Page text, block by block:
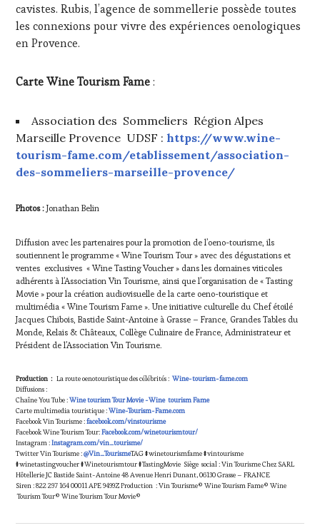
cavistes. Rubis, l’agence de sommellerie possède toutes
les connexions pour vivre des expériences oenologiques
en Provence.
Carte Wine Tourism Fame:
Association des Sommeliers Région Alpes
Marseille Provence UDSF :https://www.wine-
tourism-fame.com/etablissement/association-
des-sommeliers-marseille-provence/
Photos : Jonathan Belin
Diffusion avec les partenaires pour la promotion de l’oeno-tourisme, ils
soutiennent le programme « Wine Tourism Tour » avec des dégustations et
ventes exclusives « Wine Tasting Voucher » dans les domaines viticoles
adhérents à l’Association Vin Tourisme, ainsi que l’organisation de « Tasting
Movie » pour la création audiovisuelle de la carte oeno-touristique et
multimédia « Wine Tourism Fame ». Une initiative culturelle du Chef étoilé
Jacques Chibois, Bastide Saint-Antoine à Grasse – France, Grandes Tables du
Monde, Relais & Châteaux, Collège Culinaire de France, Administrateur et
Président de l’Association Vin Tourisme.
Production : La route oenotouristique des célébrités :Wine-tourism-fame.com
Diffusions :
Chaîne You Tube :Wine tourism Tour Movie -Wine tourism Fame
Carte multimedia touristique :Wine-Tourism-Fame.com
Facebook Vin Tourisme :facebook.com/vinstourisme
Facebook Wine Tourism Tour:Facebook.com/winetourismtour/
Instagram :Instagram.com/vin_tourisme/
Twitter Vin Tourisme :@Vin_TourismeTAG #winetourismfame #vintourisme
#winetastingvoucher #Winetourismtour #TastingMovie Siège social : Vin Tourisme Chez SARL
Hôtellerie JC Bastide Saint-Antoine 48 Avenue Henri Dunant, 06130 Grasse – FRANCE
Siren : 822 297 164 00011 APE 9499Z Production : Vin Tourisme© Wine Tourism Fame© Wine
Tourism Tour© Wine Tourism Tour Movie©